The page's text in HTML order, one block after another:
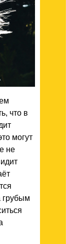
что в
могут
не
грубым